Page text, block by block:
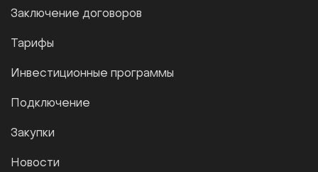
Заключение договоров
Тарифы
Инвестиционные программы
Подключение
Закупки
Новости